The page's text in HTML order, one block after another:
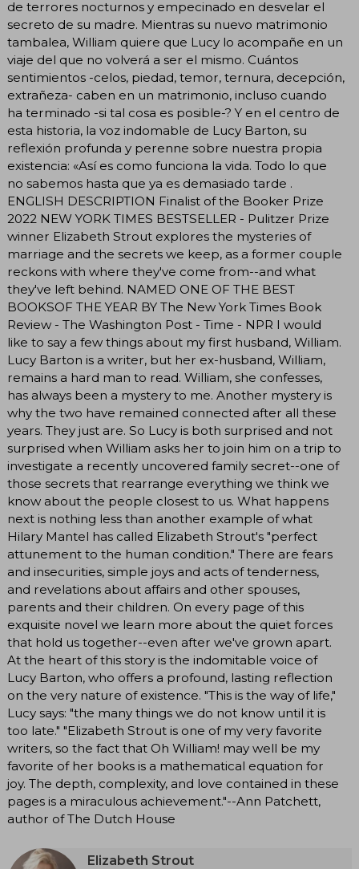
de terrores nocturnos y empecinado en desvelar el
secreto de su madre. Mientras su nuevo matrimonio
tambalea, William quiere que Lucy lo acompañe en un
viaje del que no volverá a ser el mismo. Cuántos
sentimientos -celos, piedad, temor, ternura, decepción,
extrañeza- caben en un matrimonio, incluso cuando
ha terminado -si tal cosa es posible-? Y en el centro de
esta historia, la voz indomable de Lucy Barton, su
reflexión profunda y perenne sobre nuestra propia
existencia: «Así es como funciona la vida. Todo lo que
no sabemos hasta que ya es demasiado tarde .
ENGLISH DESCRIPTION Finalist of the Booker Prize
2022 NEW YORK TIMES BESTSELLER - Pulitzer Prize
winner Elizabeth Strout explores the mysteries of
marriage and the secrets we keep, as a former couple
reckons with where they've come from--and what
they've left behind. NAMED ONE OF THE BEST
BOOKSOF THE YEAR BY The New York Times Book
Review - The Washington Post - Time - NPR I would
like to say a few things about my first husband, William.
Lucy Barton is a writer, but her ex-husband, William,
remains a hard man to read. William, she confesses,
has always been a mystery to me. Another mystery is
why the two have remained connected after all these
years. They just are. So Lucy is both surprised and not
surprised when William asks her to join him on a trip to
investigate a recently uncovered family secret--one of
those secrets that rearrange everything we think we
know about the people closest to us. What happens
next is nothing less than another example of what
Hilary Mantel has called Elizabeth Strout's "perfect
attunement to the human condition." There are fears
and insecurities, simple joys and acts of tenderness,
and revelations about affairs and other spouses,
parents and their children. On every page of this
exquisite novel we learn more about the quiet forces
that hold us together--even after we've grown apart.
At the heart of this story is the indomitable voice of
Lucy Barton, who offers a profound, lasting reflection
on the very nature of existence. "This is the way of life,"
Lucy says: "the many things we do not know until it is
too late." "Elizabeth Strout is one of my very favorite
writers, so the fact that Oh William! may well be my
favorite of her books is a mathematical equation for
joy. The depth, complexity, and love contained in these
pages is a miraculous achievement."--Ann Patchett,
author of The Dutch House
Elizabeth Strout